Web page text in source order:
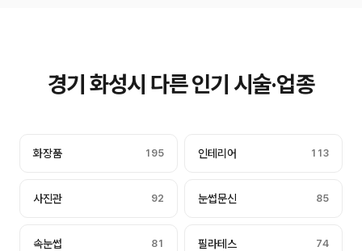
경기 화성시 다른 인기 시술·업종
화장품 195 인테리어 113
사진관 92 눈썹문신 85
속눈썹 81 필라테스 74